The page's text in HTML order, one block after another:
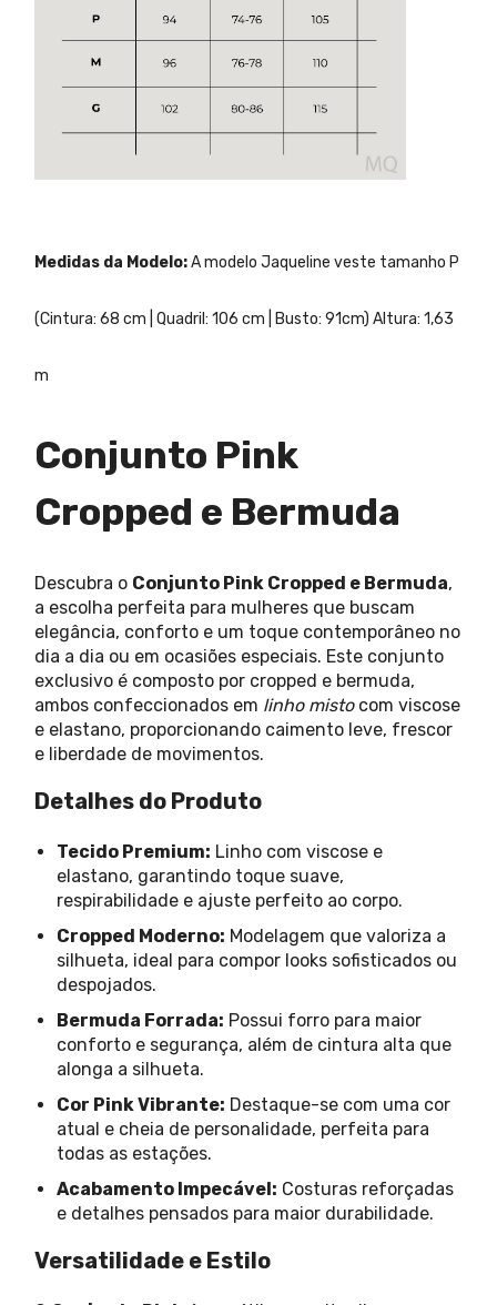
Medidas da Modelo:A modelo Jaqueline veste tamanho P
(Cintura: 68 cm | Quadril: 106 cm | Busto: 91cm) Altura: 1,63
m
Conjunto Pink
Cropped e Bermuda
Descubra o Conjunto Pink Cropped e Bermuda,
a escolha perfeita para mulheres que buscam
elegância, conforto e um toque contemporâneo no
dia a dia ou em ocasiões especiais. Este conjunto
exclusivo é composto por cropped e bermuda,
ambos confeccionados em linho mistocom viscose
e elastano, proporcionando caimento leve, frescor
e liberdade de movimentos.
Detalhes do Produto
Tecido Premium: Linho com viscose e
elastano, garantindo toque suave,
respirabilidade e ajuste perfeito ao corpo.
Cropped Moderno: Modelagem que valoriza a
silhueta, ideal para compor looks sofisticados ou
despojados.
Bermuda Forrada: Possui forro para maior
conforto e segurança, além de cintura alta que
alonga a silhueta.
Cor Pink Vibrante: Destaque-se com uma cor
atual e cheia de personalidade, perfeita para
todas as estações.
Acabamento Impecável: Costuras reforçadas
e detalhes pensados para maior durabilidade.
Versatilidade e Estilo